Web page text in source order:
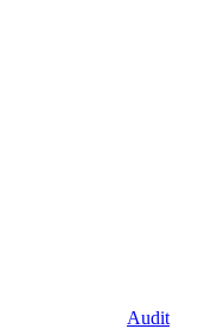
Audit